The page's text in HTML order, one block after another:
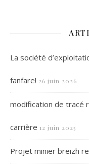
La société
fanfare! 26 juin 2026
modification de tracé
carrière 12 juin 2025
Projet minier breizh